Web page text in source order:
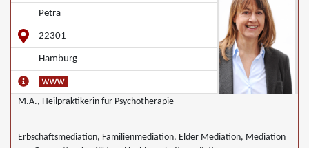
Petra
22301
Hamburg
M.A., Heilpraktikerin für Psychotherapie
Erbschaftsmediation, Familienmediation, Elder Mediation, Mediation